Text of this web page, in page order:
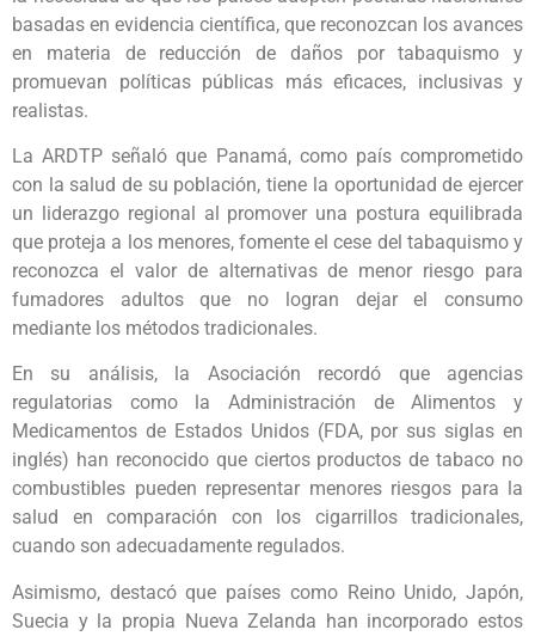
basadas en evidencia científica, que reconozcan los avances
en materia de reducción de daños por tabaquismo y
promuevan políticas públicas más eficaces, inclusivas y
realistas.
La ARDTP señaló que Panamá, como país comprometido
con la salud de su población, tiene la oportunidad de ejercer
un liderazgo regional al promover una postura equilibrada
que proteja a los menores, fomente el cese del tabaquismo y
reconozca el valor de alternativas de menor riesgo para
fumadores adultos que no logran dejar el consumo
mediante los métodos tradicionales.
En su análisis, la Asociación recordó que agencias
regulatorias como la Administración de Alimentos y
Medicamentos de Estados Unidos (FDA, por sus siglas en
inglés) han reconocido que ciertos productos de tabaco no
combustibles pueden representar menores riesgos para la
salud en comparación con los cigarrillos tradicionales,
cuando son adecuadamente regulados.
Asimismo, destacó que países como Reino Unido, Japón,
Suecia y la propia Nueva Zelanda han incorporado estos